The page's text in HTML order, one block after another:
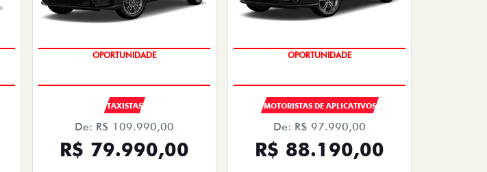
OPORTUNIDADE
TAXISTAS
De: R$ 109.990,00
R$ 79.990,00
OPORTUNIDADE
MOTORISTAS DE APLICATIVOS
De: R$ 97.990,00
R$ 88.190,00